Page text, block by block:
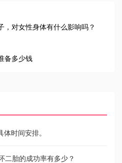
，对女性身体有什么影响吗？
备多少钱
时间安排。
二胎的成功率有多少？